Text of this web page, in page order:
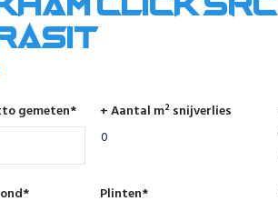
gemeten* + Aantal m² snijverlies
* Plinten*